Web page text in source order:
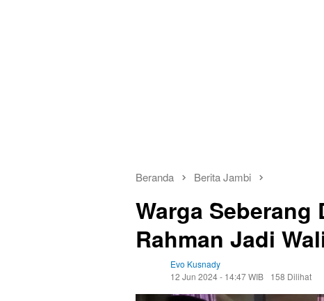
Beranda Berita Jambi
Warga Seberang
Rahman Jadi
Evo Kusnady
12 Jun 2024 - 14:47 WIB
158 Dilihat